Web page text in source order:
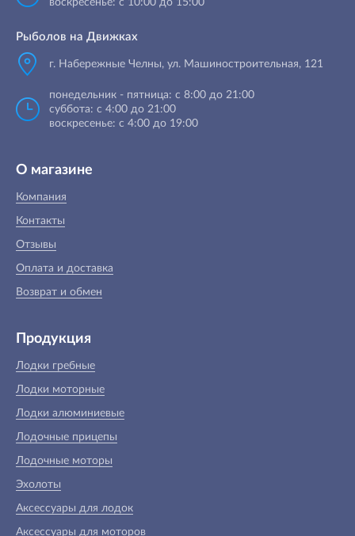
воскресенье: с 10:00 до 15:00
Рыболов на Движках
г. Набережные Челны, ул. Машиностроительная, 121
понедельник - пятница: с 8:00 до 21:00
суббота: с 4:00 до 21:00
воскресенье: с 4:00 до 19:00
О магазине
Компания
Контакты
Отзывы
Оплата и доставка
Возврат и обмен
Продукция
Лодки гребные
Лодки моторные
Лодки алюминиевые
Лодочные прицепы
Лодочные моторы
Эхолоты
Аксессуары для лодок
Аксессуары для моторов